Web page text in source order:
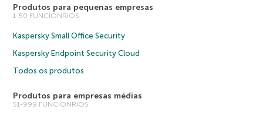
Produtos para pequenas empresas
1-50 FUNCIONRIOS
Kaspersky Small Office Security
Kaspersky Endpoint Security Cloud
Todos os produtos
Produtos para empresas médias
51-999 FUNCIONRIOS